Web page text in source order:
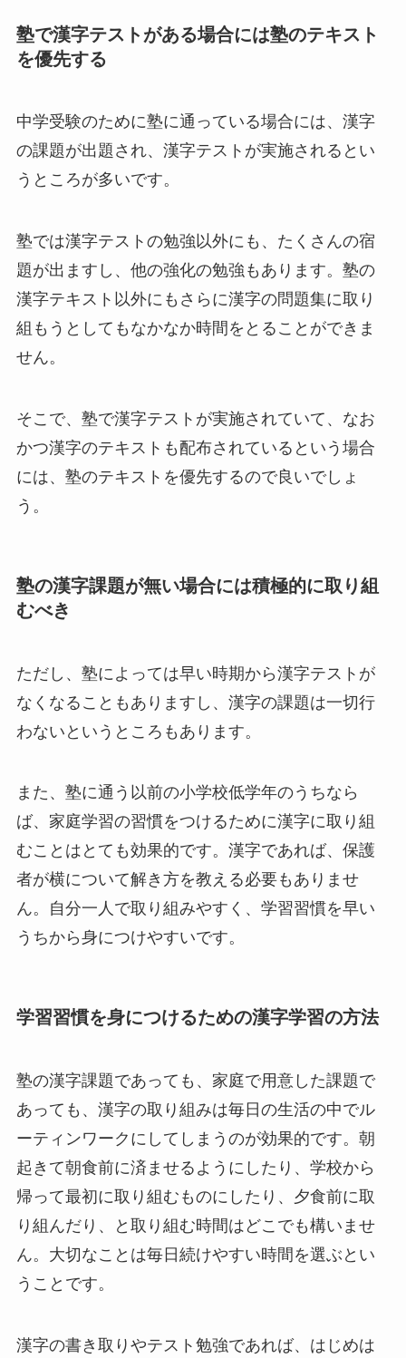
塾で漢字テストがある場合には塾のテキスト
を優先する
中学受験のために塾に通っている場合には、漢字
の課題が出題され、漢字テストが実施されるとい
うところが多いです。
塾では漢字テストの勉強以外にも、たくさんの宿
題が出ますし、他の強化の勉強もあります。塾の
漢字テキスト以外にもさらに漢字の問題集に取り
組もうとしてもなかなか時間をとることができま
せん。
そこで、塾で漢字テストが実施されていて、なお
かつ漢字のテキストも配布されているという場合
には、塾のテキストを優先するので良いでしょ
う。
塾の漢字課題が無い場合には積極的に取り組
むべき
ただし、塾によっては早い時期から漢字テストが
なくなることもありますし、漢字の課題は一切行
わないというところもあります。
また、塾に通う以前の小学校低学年のうちなら
ば、家庭学習の習慣をつけるために漢字に取り組
むことはとても効果的です。漢字であれば、保護
者が横について解き方を教える必要もありませ
ん。自分一人で取り組みやすく、学習習慣を早い
うちから身につけやすいです。
学習習慣を身につけるための漢字学習の方法
塾の漢字課題であっても、家庭で用意した課題で
あっても、漢字の取り組みは毎日の生活の中でル
ーティンワークにしてしまうのが効果的です。朝
起きて朝食前に済ませるようにしたり、学校から
帰って最初に取り組むものにしたり、夕食前に取
り組んだり、と取り組む時間はどこでも構いませ
ん。大切なことは毎日続けやすい時間を選ぶとい
うことです。
漢字の書き取りやテスト勉強であれば、はじめは